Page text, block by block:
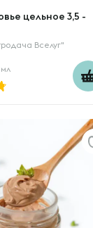
цельное 3,5 -
Вселуг"